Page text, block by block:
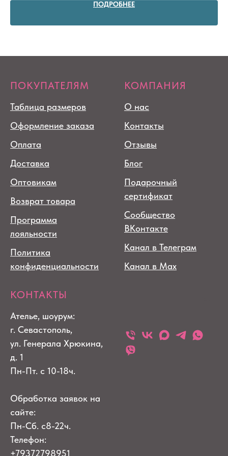
ПОДРОБНЕЕ
ПОКУПАТЕЛЯМ
Таблица размеров
Оформление заказа
Оплата
Доставка
Оптовикам
Возврат товара
Программа
лояльности
Политика
конфиденциальности
КОМПАНИЯ
О нас
Контакты
Отзывы
Блог
Подарочный
сертификат
Сообщество
ВКонтакте
Канал в Телеграм
Канал в Max
КОНТАКТЫ
Ателье, шоурум:
г. Севастополь,
ул. Генерала Хрюкина,
д. 1
Пн-Пт. с 10-18ч.
Обработка заявок на
сайте:
Пн-Сб. с8-22ч.
Телефон:
+79372798951